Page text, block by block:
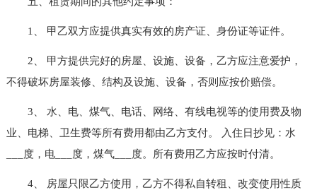
1、 甲乙双方应提供真实有效的房产证、身份证等证件。
2、 甲方提供完好的房屋、设施、设备，乙方应注意爱护，
不得破坏房屋装修、结构及设施、设备，否则应按价赔偿。
3、 水、电、煤气、电话、网络、有线电视等的使用费及物
业、电梯、卫生费等所有费用都由乙方支付。 入住日抄见：水
___度，电___度，煤气___度。所有费用乙方应按时付清。
4、 房屋只限乙方使用，乙方不得私自转租、改变使用性质